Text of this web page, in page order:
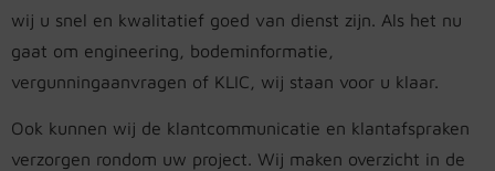
wij u snel en kwalitatief goed van dienst zijn. Als het nu
gaat om engineering, bodeminformatie,
vergunningaanvragen of KLIC, wij staan voor u klaar.
Ook kunnen wij de klantcommunicatie en klantafspraken
verzorgen rondom uw project. Wij maken overzicht in de